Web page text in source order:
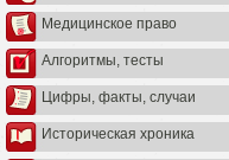
Медицинское право
Алгоритмы, тесты
Цифры, факты, случаи
Историческая хроника